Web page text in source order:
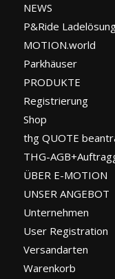
NEWS
P&Ride
MOTION.world
Parkhäuser
PRODUKTE
Registrierung
Shop
thg QUOTE
THG-
ÜBER E-MOTION
UNSER ANGEBOT
Unternehmen
User Registration
Versandarten
Warenkorb